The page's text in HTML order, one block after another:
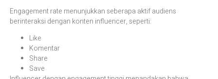
Engagement rate menunjukkan seberapa aktif audiens
berinteraksi dengan konten influencer, seperti:
Like
Komentar
Share
Save